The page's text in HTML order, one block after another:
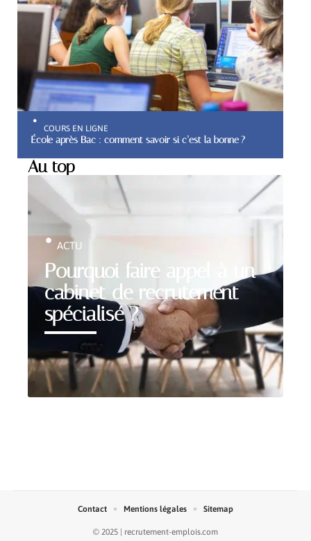
COURS EN LIGNE
École après Bac : comment savoir si c’est la bonne ?
Au top
Pourquoi faire appel à un
cabinet de recrutement
spécialisé ?
ACTU
© 2025 | recrutement-emplois.com
Contact Mentions légales Sitemap